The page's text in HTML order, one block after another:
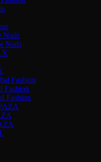
Nails
Nails
Fashion
Fashion
Fashion